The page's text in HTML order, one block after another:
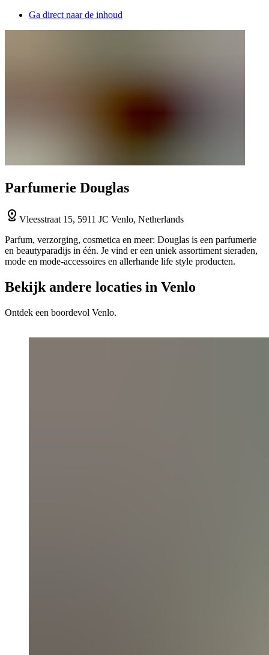
Ga direct naar de inhoud
Parfumerie Douglas
Vleesstraat 15, 5911 JC Venlo, Netherlands
Parfum, verzorging, cosmetica en meer: Douglas is een parfumerie
en beautyparadijs in één. Je vind er een uniek assortiment sieraden,
mode en mode-accessoires en allerhande life style producten.
Bekijk andere locaties in Venlo
Ontdek een boordevol Venlo.